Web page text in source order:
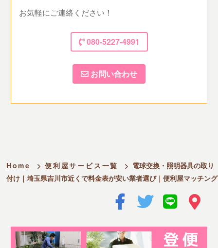
お気軽にご連絡ください！
080-5227-4991
お問い合わせ
Home > 便利屋サービス一覧 > 電球交換・照明器具の取り
付け｜埼玉県吉川市近くで料金表が安い業者選び｜便利屋マッチング